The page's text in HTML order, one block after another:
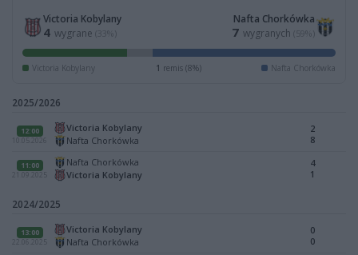
Victoria Kobylany
4 wygrane (33%)
Nafta Chorkówka
7 wygranych (59%)
Victoria Kobylany 1 remis (8%) Nafta Chorkówka
2025/2026
12:00
10.05.2026
Victoria Kobylany
Nafta Chorkówka
2
8
11:00
21.09.2025
Nafta Chorkówka
Victoria Kobylany
4
1
2024/2025
13:00
22.06.2025
Victoria Kobylany
Nafta Chorkówka
0
0